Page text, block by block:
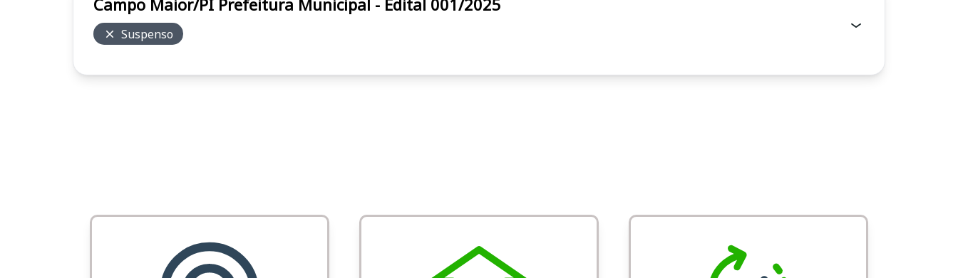
Campo Maior/PI Prefeitura Municipal - Edital 001/2025
Suspenso